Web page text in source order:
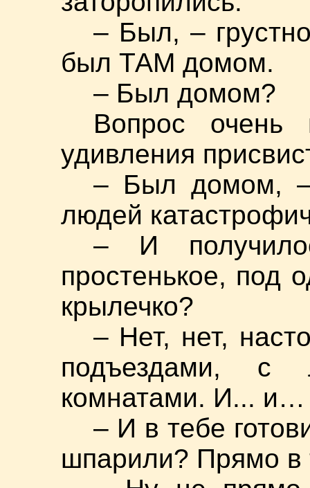
– Был, –
был ТАМ домом.
– Был домом?
Вопрос очень
удивления
– Был домом,
людей
– И
простенькое, под
крылечко?
– Нет, нет,
подъездами,
комнатами. И... и…
– И в тебе
шпарили? Прямо в